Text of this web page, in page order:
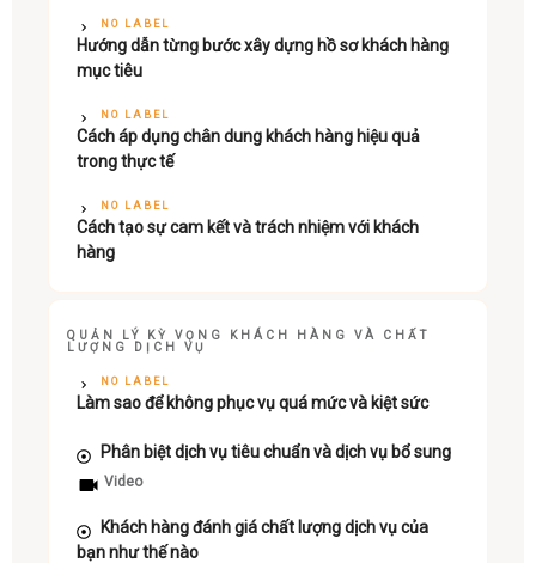
NO LABEL
Hướng dẫn từng bước xây dựng hồ sơ khách hàng
mục tiêu
NO LABEL
Cách áp dụng chân dung khách hàng hiệu quả
trong thực tế
NO LABEL
Cách tạo sự cam kết và trách nhiệm với khách
hàng
QUẢN LÝ KỲ VỌNG KHÁCH HÀNG VÀ CHẤT
LƯỢNG DỊCH VỤ
NO LABEL
Làm sao để không phục vụ quá mức và kiệt sức
Phân biệt dịch vụ tiêu chuẩn và dịch vụ bổ sung
Video
Khách hàng đánh giá chất lượng dịch vụ của
bạn như thế nào